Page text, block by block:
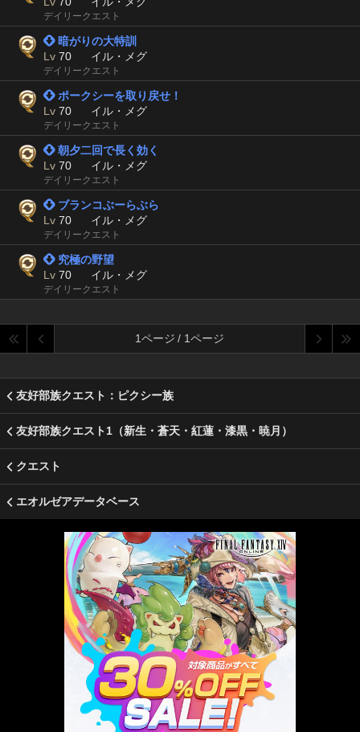
デイリークエスト
 暗がりの大特訓
Lv 70 イル・メグ
デイリークエスト
 ポークシーを取り戻せ！
Lv 70 イル・メグ
デイリークエスト
 朝夕二回で長く効く
Lv 70 イル・メグ
デイリークエスト
 ブランコぶーらぶら
Lv 70 イル・メグ
デイリークエスト
 究極の野望
Lv 70 イル・メグ
デイリークエスト
1ページ / 1ページ
友好部族クエスト：ピクシー族
友好部族クエスト1（新生・蒼天・紅蓮・漆黒・暁月）
クエスト
エオルゼアデータベース